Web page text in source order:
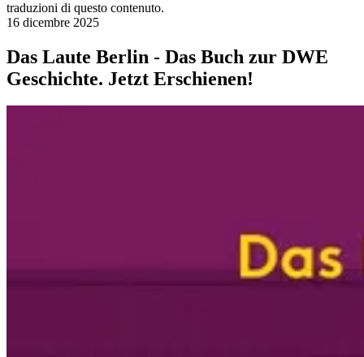
traduzioni di questo contenuto.
16 dicembre 2025
Das Laute Berlin - Das Buch zur DWE
Geschichte. Jetzt Erschienen!